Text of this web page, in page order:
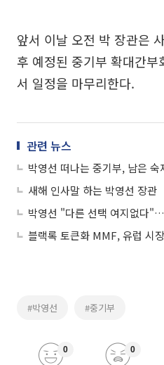
앞서 이날 오전 박 장관은
후 예정된 중기부 확대간
서 일정을 마무리한다.
관련 뉴스
박영선 떠나는 중기부, 남은 숙
새해 인사말 하는 박영선 장관
박영선 "다른 선택 여지없다
블랙록 토큰화 MMF, 유럽 시
#박영선 #중기부
0 0